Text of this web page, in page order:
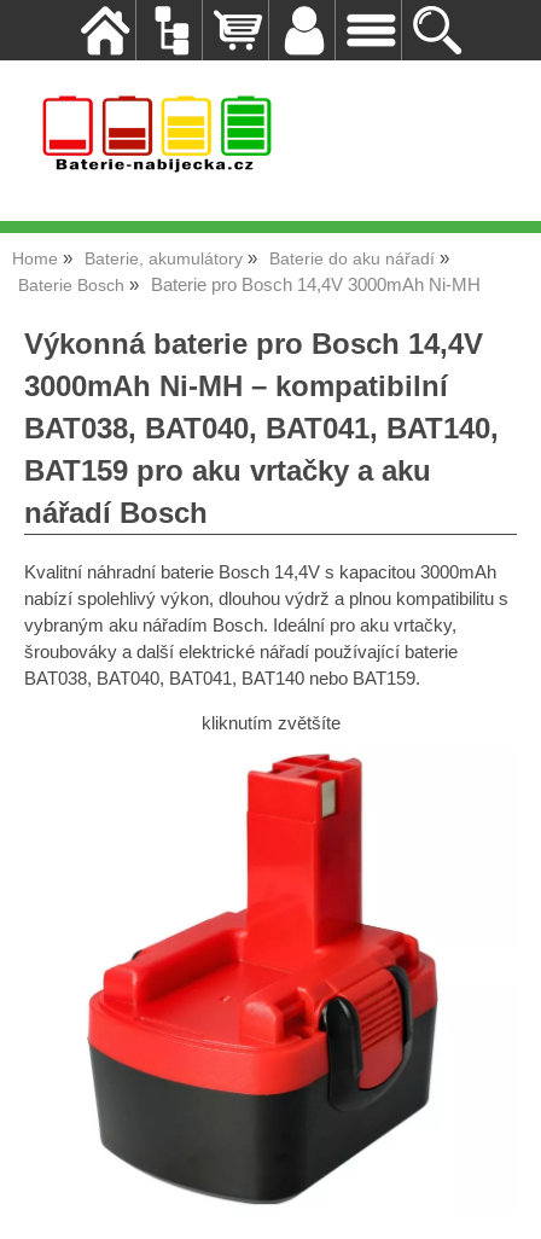
Home Baterie, akumulátory
Baterie do aku nářadí
Baterie Bosch
Baterie pro Bosch 14,4V 3000mAh Ni-MH
Výkonná baterie pro Bosch 14,4V
3000mAh Ni-MH – kompatibilní
BAT038, BAT040, BAT041, BAT140,
BAT159 pro aku vrtačky a aku
nářadí Bosch
Kvalitní náhradní baterie Bosch 14,4V s kapacitou 3000mAh
nabízí spolehlivý výkon, dlouhou výdrž a plnou kompatibilitu s
vybraným aku nářadím Bosch. Ideální pro aku vrtačky,
šroubováky a další elektrické nářadí používající baterie
BAT038, BAT040, BAT041, BAT140 nebo BAT159.
kliknutím zvětšíte